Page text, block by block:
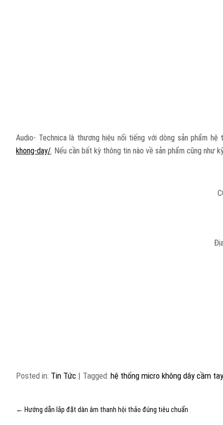
Audio- Technica là thương hiệu nổi tiếng với dòng sản phẩm
khong-day/. Nếu cần bất kỳ thông tin nào về sản phẩm cũng như
Posted in: Tin Tức | Tagged:hệ thống micro không dây cầm
← Hướng dẫn lắp đặt dàn âm thanh hội thảo đúng tiêu chuẩn